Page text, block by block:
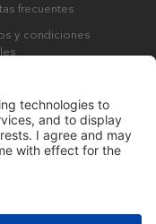
frecuentes
y condiciones
Todos los derechos